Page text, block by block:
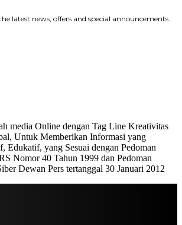
latest news, offers and special announcements.
media Online dengan Tag Line Kreativitas
Untuk Memberikan Informasi yang
Edukatif, yang Sesuai dengan Pedoman
Nomor 40 Tahun 1999 dan Pedoman
Dewan Pers tertanggal 30 Januari 2012